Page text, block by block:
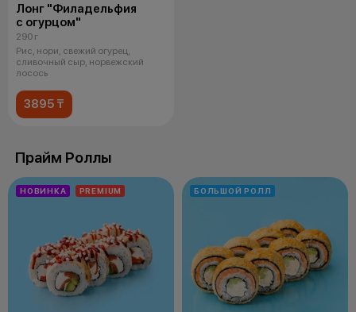
Лонг "Филадельфия
с огурцом"
290 г
Рис, нори, свежий огурец,
сливочный сыр, норвежский
лосось
3895 ₸
Прайм Роллы
НОВИНКА PREMIUM БОЛЬШОЙ РОЛЛ